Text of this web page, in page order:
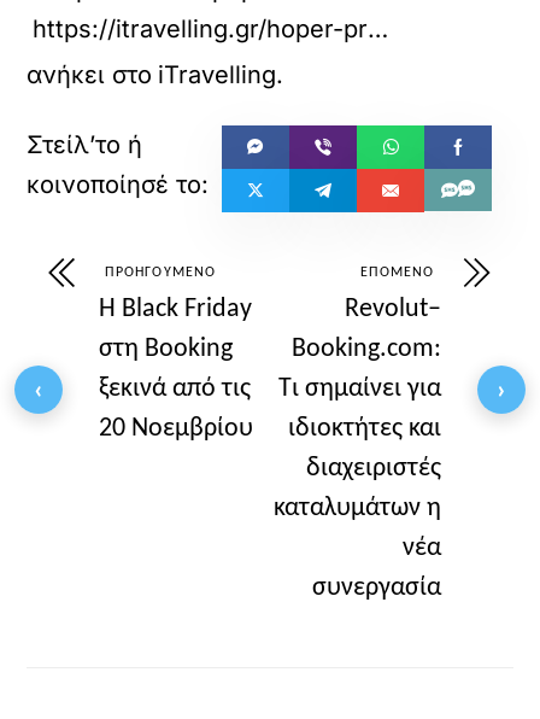
https://itravelling.gr/hoper-prosgeionetai-se-5-nees-xores/?utm_source=rss&utm_medium=rss&utm_campaign=hoper-prosgeionetai-se-5-nees-xores
ανήκει στο iTravelling.
ΠΡΟΗΓΟΎΜΕΝΟ
Η Black Friday
στη Booking
ξεκινά από τις
20 Νοεμβρίου
ΕΠΌΜΕΝΟ
Revolut–
Booking.com:
Τι σημαίνει για
ιδιοκτήτες και
διαχειριστές
καταλυμάτων η
νέα
συνεργασία
‹ ›